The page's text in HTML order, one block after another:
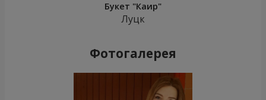
Букет "Каир"
Луцк
Фотогалерея